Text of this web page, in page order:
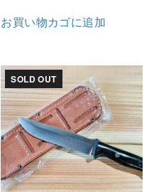
お買い物カゴに追加
SOLD OUT